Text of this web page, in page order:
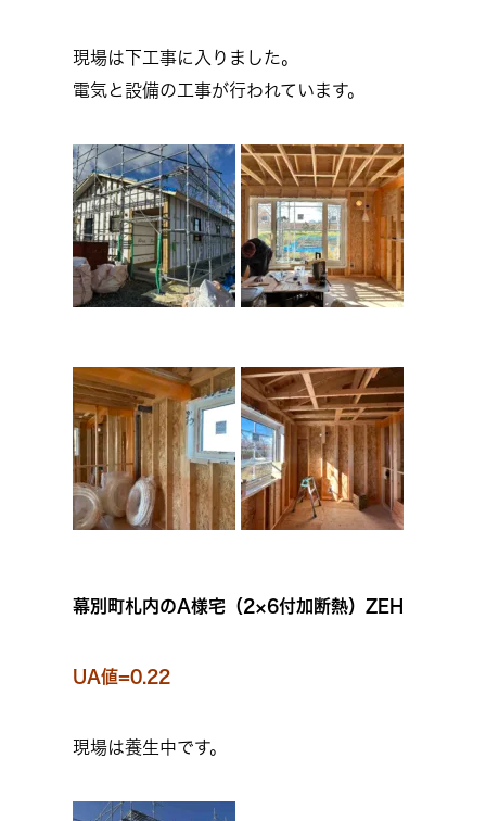
現場は下工事に入りました。
電気と設備の工事が行われています。
幕別町札内のA様宅（2×6付加断熱）ZEH
UA値=0.22
現場は養生中です。